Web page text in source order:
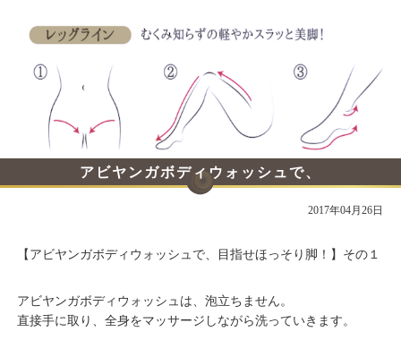
アビヤンガボディウォッシュで、
2017年04月26日
【アビヤンガボディウォッシュで、目指せほっそり脚！】その１
アビヤンガボディウォッシュは、泡立ちません。
直接手に取り、全身をマッサージしながら洗っていきます。